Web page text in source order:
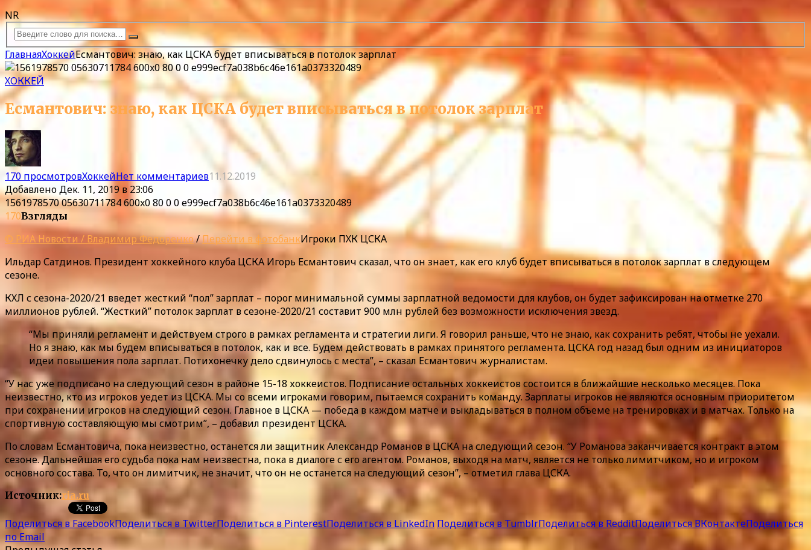
NR
ГлавнаяХоккейЕсмантович: знаю, как ЦСКА будет вписываться в потолок зарплат
ХОККЕЙ
Есмантович: знаю, как ЦСКА будет вписываться в потолок зарплат
170 просмотровХоккейНет комментариев11.12.2019
ДобавленоДек. 11, 2019 в 23:06
1561978570 05630711784 600x0 80 0 0 e999ecf7a038b6c46e161a0373320489
170Взгляды
© РИА Новости / Владимир Федоренко/Перейти в фотобанкИгроки ПХК ЦСКА
Ильдар Сатдинов. Президент хоккейного клуба ЦСКА Игорь Есмантович сказал, что он знает, как его клуб будет вписываться в потолок зарплат в следующем
сезоне.
КХЛ с сезона-2020/21 введет жесткий “пол” зарплат – порог минимальной суммы зарплатной ведомости для клубов, он будет зафиксирован на отметке 270
миллионов рублей. “Жесткий” потолок зарплат в сезоне-2020/21 составит 900 млн рублей без возможности исключения звезд.
“Мы приняли регламент и действуем строго в рамках регламента и стратегии лиги. Я говорил раньше, что не знаю, как сохранить ребят, чтобы не уехали.
Но я знаю, как мы будем вписываться в потолок, как и все. Будем действовать в рамках принятого регламента. ЦСКА год назад был одним из инициаторов
идеи повышения пола зарплат. Потихонечку дело сдвинулось с места”, – сказал Есмантович журналистам.
“У нас уже подписано на следующий сезон в районе 15-18 хоккеистов. Подписание остальных хоккеистов состоится в ближайшие несколько месяцев. Пока
неизвестно, кто из игроков уедет из ЦСКА. Мы со всеми игроками говорим, пытаемся сохранить команду. Зарплаты игроков не являются основным приоритетом
при сохранении игроков на следующий сезон. Главное в ЦСКА — победа в каждом матче и выкладываться в полном объеме на тренировках и в матчах. Только на
спортивную составляющую мы смотрим”, – добавил президент ЦСКА.
По словам Есмантовича, пока неизвестно, останется ли защитник Александр Романов в ЦСКА на следующий сезон. “У Романова заканчивается контракт в этом
сезоне. Дальнейшая его судьба пока нам неизвестна, пока в диалоге с его агентом. Романов, выходя на матч, является не только лимитчиком, но и игроком
основного состава. То, что он лимитчик, не значит, что он не останется на следующий сезон”, – отметил глава ЦСКА.
Источник:ria.ru
Поделиться в FacebookПоделиться в TwitterПоделиться в PinterestПоделиться в LinkedIn Поделиться в TumblrПоделиться в RedditПоделиться ВКонтактеПоделиться
по Email